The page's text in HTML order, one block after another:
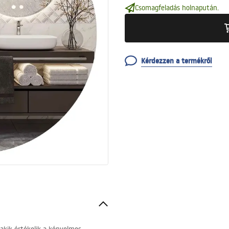
Csomagfeladás holnapután.
Kérdezzen a termékről